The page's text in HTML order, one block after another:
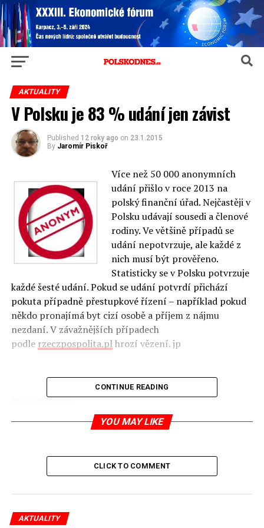
AKTUALITY
V Polsku je 83 % udání jen závist
Published 12 roky ago on 23.1.2015
By Jaromír Piskoř
Více než 50 000 anonymních
udání přišlo v roce 2013 na
polský finanční úřad. Nejčastěji v
Polsku udávají sousedi a členové
rodiny. Ve většině případů se
udání nepotvrzuje, ale každé z
nich musí být prověřeno.
Statisticky se v Polsku potvrzuje
každé šesté udání. Pokud se udání potvrdí přichází
pokuta případně přestupkové řízení – například pokud
někdo pronajímá byt cizí osobě a příjem z nájmu
nezdaní. V závažnějších případech
podle rzeczpospolita.pl hrozí vězení. jp
Patnáct rad pro obchodování s Polskem
Bobři se pustili do domu stařenky
CONTINUE READING
YOU MAY LIKE
CLICK TO COMMENT
AKTUALITY